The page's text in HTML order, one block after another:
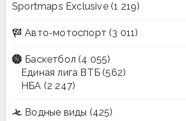
Sportmaps Exclusive(1 219)
Авто-мотоспорт (3 011)
Баскетбол (4 055)
Единая лига ВТБ (562)
НБА (2 247)
Водные виды (425)